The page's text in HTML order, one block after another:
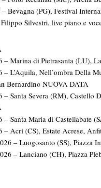
Bevagna (PG), Festival
Silvestri, live piano e
– Marina di Pietrasanta (LU),
– L’Aquila, Nell’ombra Della
Bernardino NUOVA DATA
– Santa Severa (RM), Castello
– Santa Maria di Castellabate
– Acri (CS), Estate Acrese,
– Luogosanto (SS), Piazza
– Lanciano (CH), Piazza